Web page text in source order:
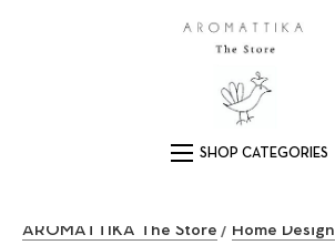
Logo
Main Navigation
AROMATTIKA The Store / Home Design